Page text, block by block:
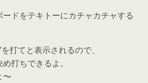
ドをテキトーにカチャカチャする
打てと表示されるので、
打ちできるよ。
〜